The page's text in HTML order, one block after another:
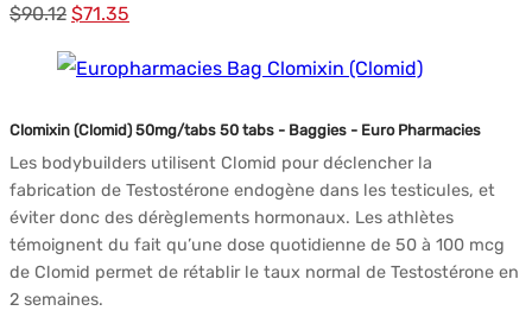
$90.12 Le
prix
initial
était :
$90.12.
$71.35
actuel
est :
$71.35.
Clomixin (Clomid) 50mg/tabs 50 tabs - Baggies - Euro Pharmacies
Les bodybuilders utilisent Clomid pour déclencher la
fabrication de Testostérone endogène dans les testicules, et
éviter donc des dérèglements hormonaux. Les athlètes
témoignent du fait qu’une dose quotidienne de 50 à 100 mcg
de Clomid permet de rétablir le taux normal de Testostérone en
2 semaines.